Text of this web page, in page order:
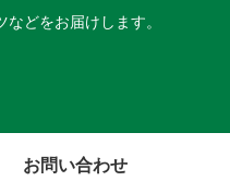
どをお届けします。
お問い合わせ